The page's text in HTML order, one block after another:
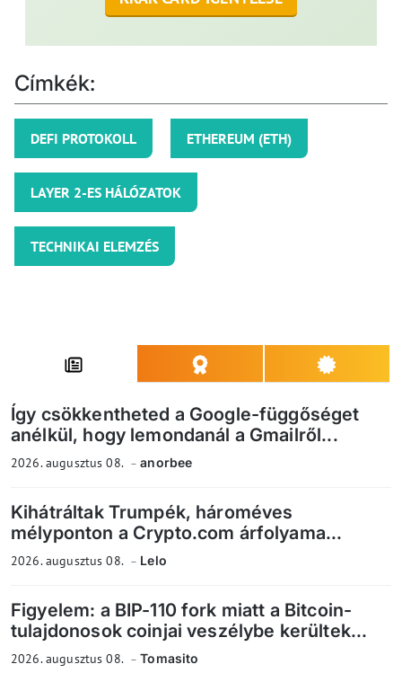
Címkék:
DEFI PROTOKOLL ETHEREUM (ETH)
LAYER 2-ES HÁLÓZATOK
TECHNIKAI ELEMZÉS
Így csökkentheted a Google-függőséget
anélkül, hogy lemondanál a Gmailről...
2026. augusztus 08. anorbee
Kihátráltak Trumpék, hároméves
mélyponton a Crypto.com árfolyama...
2026. augusztus 08. Lelo
Figyelem: a BIP-110 fork miatt a Bitcoin-
tulajdonosok coinjai veszélybe kerültek...
2026. augusztus 08. Tomasito